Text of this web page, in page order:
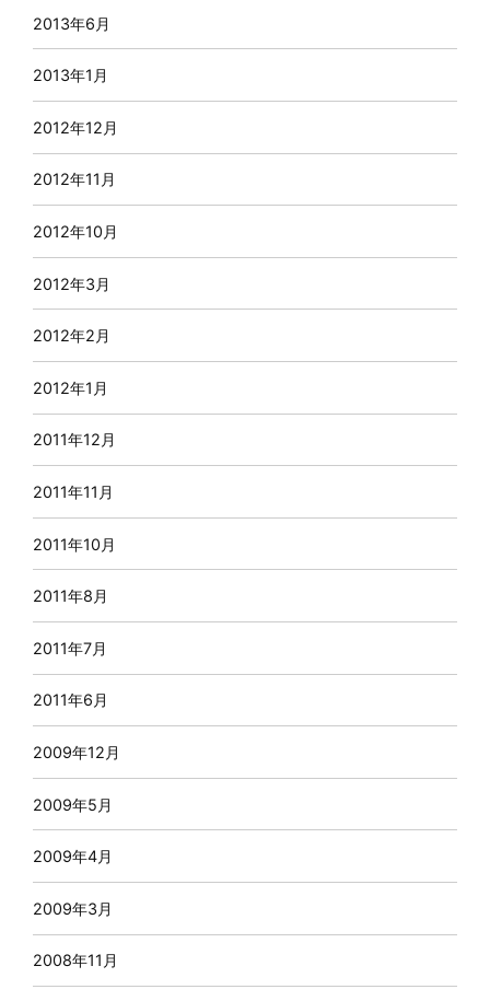
2013年6月
2013年1月
2012年12月
2012年11月
2012年10月
2012年3月
2012年2月
2012年1月
2011年12月
2011年11月
2011年10月
2011年8月
2011年7月
2011年6月
2009年12月
2009年5月
2009年4月
2009年3月
2008年11月